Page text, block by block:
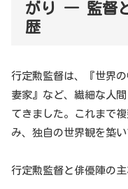
がり ― 監督
歴
行定勲監督は、『世界
妻家』など、繊細な人
てきました。これまで
み、独自の世界観を築
行定勲監督と俳優陣の